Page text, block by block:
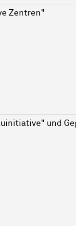
Zentren"
und